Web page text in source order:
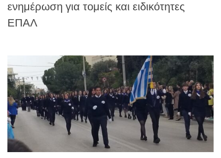
ενημέρωση για τομείς και ειδικότητες
ΕΠΑΛ